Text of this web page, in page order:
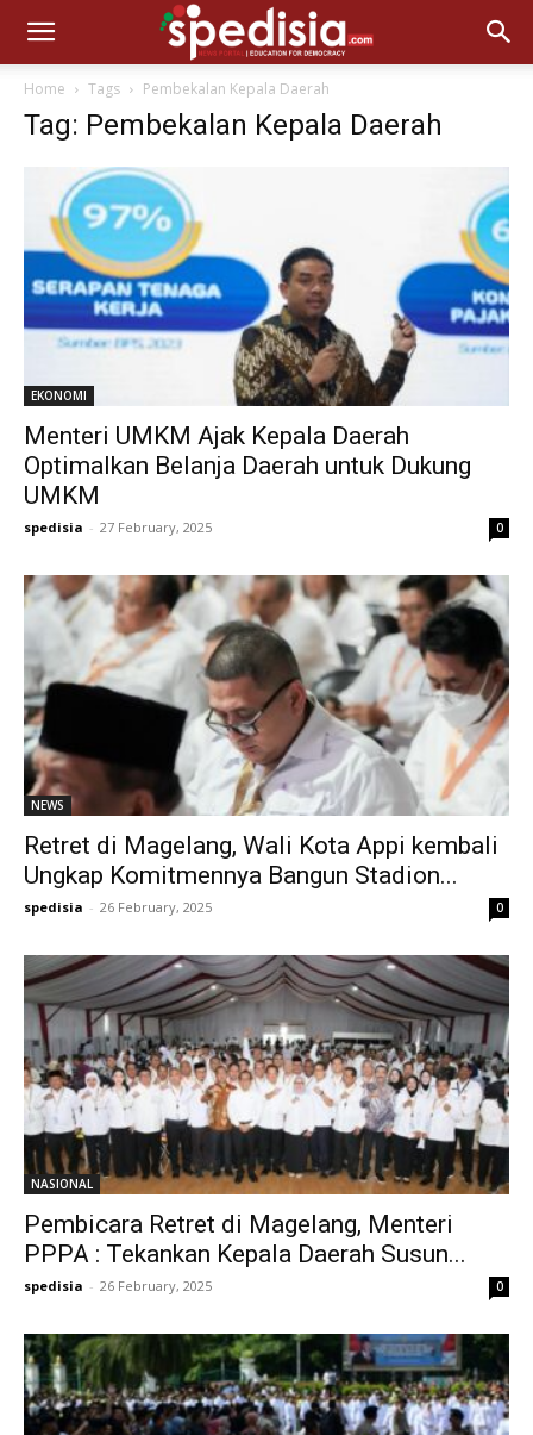
Home Tags Pembekalan Kepala Daerah
Tag: Pembekalan Kepala Daerah
EKONOMI
Menteri UMKM Ajak Kepala Daerah
Optimalkan Belanja Daerah untuk Dukung
UMKM
spedisia - 27 February, 2025 0
NEWS
Retret di Magelang, Wali Kota Appi kembali
Ungkap Komitmennya Bangun Stadion...
spedisia - 26 February, 2025 0
NASIONAL
Pembicara Retret di Magelang, Menteri
PPPA : Tekankan Kepala Daerah Susun...
spedisia - 26 February, 2025 0